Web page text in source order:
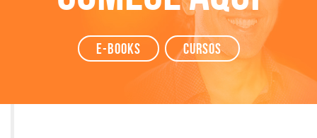
e-books Cursos